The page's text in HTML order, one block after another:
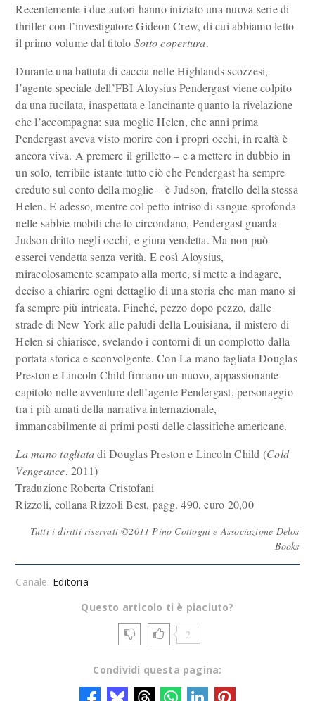
Recentemente i due autori hanno iniziato una nuova serie di
thriller con l’investigatore Gideon Crew, di cui abbiamo letto
il primo volume dal titolo Sotto copertura.
Durante una battuta di caccia nelle Highlands scozzesi,
l’agente speciale dell’FBI Aloysius Pendergast viene colpito
da una fucilata, inaspettata e lancinante quanto la rivelazione
che l’accompagna: sua moglie Helen, che anni prima
Pendergast aveva visto morire con i propri occhi, in realtà è
ancora viva. A premere il grilletto – e a mettere in dubbio in
un solo, terribile istante tutto ciò che Pendergast ha sempre
creduto sul conto della moglie – è Judson, fratello della stessa
Helen. E adesso, mentre col petto intriso di sangue sprofonda
nelle sabbie mobili che lo circondano, Pendergast guarda
Judson dritto negli occhi, e giura vendetta. Ma non può
esserci vendetta senza verità. E così Aloysius,
miracolosamente scampato alla morte, si mette a indagare,
deciso a chiarire ogni dettaglio di una storia che man mano si
fa sempre più intricata. Finché, pezzo dopo pezzo, dalle
strade di New York alle paludi della Louisiana, il mistero di
Helen si chiarisce, svelando i contorni di un complotto dalla
portata storica e sconvolgente. Con La mano tagliata Douglas
Preston e Lincoln Child firmano un nuovo, appassionante
capitolo nelle avventure dell’agente Pendergast, personaggio
tra i più amati della narrativa internazionale,
immancabilmente ai primi posti delle classifiche americane.
La mano tagliatadi Douglas Preston e Lincoln Child (Cold
Vengeance, 2011)
Traduzione Roberta Cristofani
Rizzoli, collana Rizzoli Best, pagg. 490, euro 20,00
Tutti i diritti riservati ©2011 Pino Cottogni e Associazione Delos
Books
Canale: Editoria
Questo articolo ti è piaciuto?
2
Condividi questa pagina: